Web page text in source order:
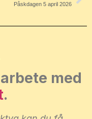
Påskdagen 5 april 2026
med
.